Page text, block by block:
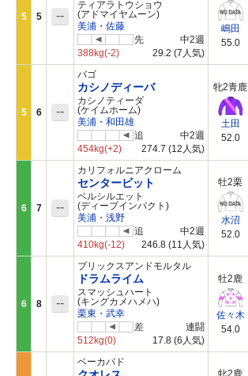
5 5 --
ティアラトウショウ
(アドマイヤムーン)
美浦・佐藤
先
中2週
388kg(-2) 29.2 (7人気)
嶋田
55.0
5 6 --
バゴ
カシノディーバ
カシノティーダ
(ケイムホーム)
美浦・和田雄
追
中2週
454kg(+2) 274.7 (12人気)
牝2青鹿
土田
52.0
6 7 --
カリフォルニアクローム
センタービット
ベルシルエット
(ディープインパクト)
美浦・浅野
追
中2週
410kg(-12) 246.8 (11人気)
牡2栗
水沼
52.0
6 8 --
ブリックスアンドモルタル
ドラムライム
スマッシュハート
(キングカメハメハ)
栗東・武幸
差
連闘
512kg(0) 17.8 (6人気)
牡2鹿
佐々木
54.0
ベーカバド
牝2鹿